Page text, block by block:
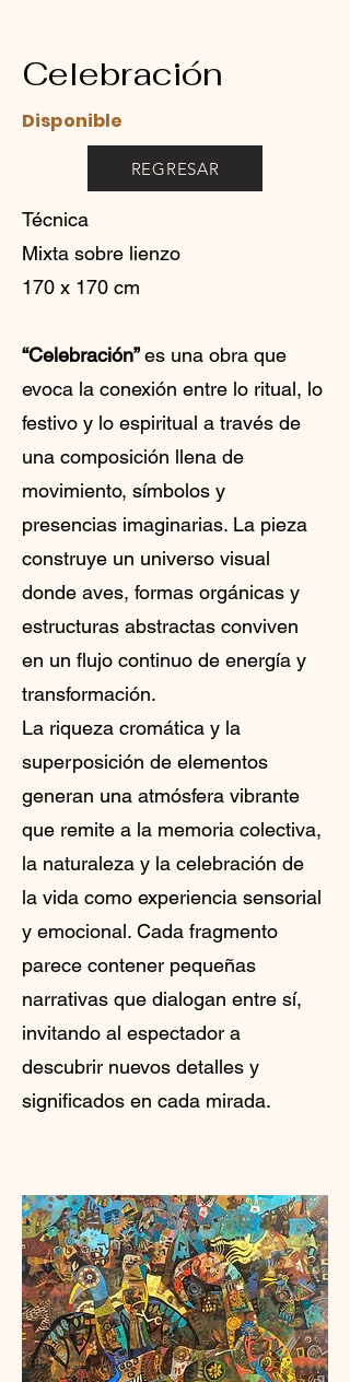
Celebración
Disponible
REGRESAR
Técnica
Mixta sobre lienzo
170 x 170 cm
“Celebración”es una obra que
evoca la conexión entre lo ritual, lo
festivo y lo espiritual a través de
una composición llena de
movimiento, símbolos y
presencias imaginarias. La pieza
construye un universo visual
donde aves, formas orgánicas y
estructuras abstractas conviven
en un flujo continuo de energía y
transformación.
La riqueza cromática y la
superposición de elementos
generan una atmósfera vibrante
que remite a la memoria colectiva,
la naturaleza y la celebración de
la vida como experiencia sensorial
y emocional. Cada fragmento
parece contener pequeñas
narrativas que dialogan entre sí,
invitando al espectador a
descubrir nuevos detalles y
significados en cada mirada.